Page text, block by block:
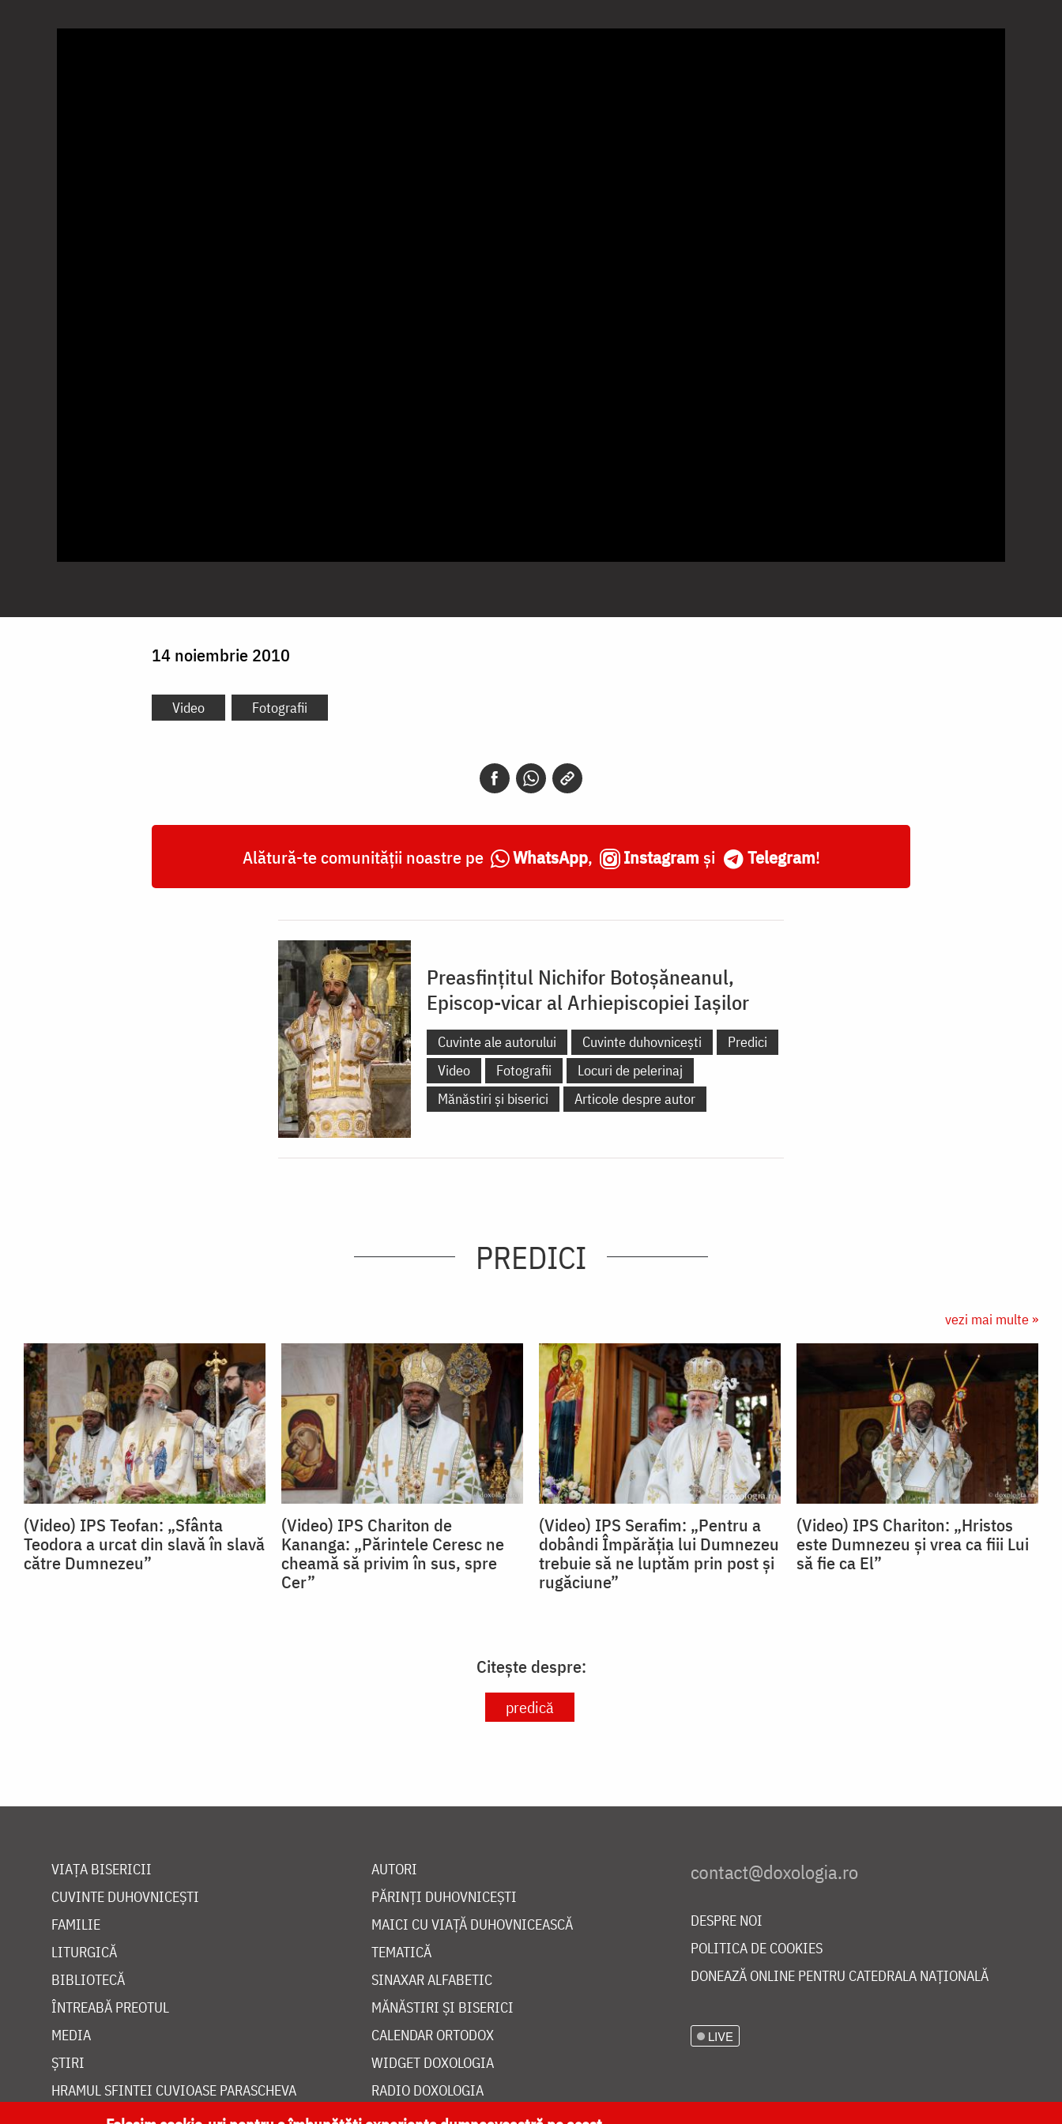
14 noiembrie 2010
Video Fotografii
Alătură-te comunității noastre pe WhatsApp, Instagram și Telegram!
Preasfințitul Nichifor Botoșăneanul,
Episcop-vicar al Arhiepiscopiei Iașilor
Cuvinte ale autorului Cuvinte duhovnicești
Predici
Video
Fotografii
Locuri de pelerinaj
Mănăstiri și biserici
Articole despre autor
PREDICI
vezi mai multe »
(Video) IPS Teofan: „Sfânta
Teodora a urcat din slavă în slavă
către Dumnezeu”
(Video) IPS Chariton de
Kananga: „Părintele Ceresc ne
cheamă să privim în sus, spre
Cer”
(Video) IPS Serafim: „Pentru a
dobândi Împărăția lui Dumnezeu
trebuie să ne luptăm prin post și
rugăciune”
(Video) IPS Chariton: „Hristos
este Dumnezeu și vrea ca fiii Lui
să fie ca El”
Citește despre:
predică
VIAȚA BISERICII
CUVINTE DUHOVNICEȘTI
FAMILIE
LITURGICĂ
BIBLIOTECĂ
ÎNTREABĂ PREOTUL
MEDIA
ȘTIRI
HRAMUL SFINTEI CUVIOASE PARASCHEVA
AUTORI
PĂRINȚI DUHOVNICEȘTI
MAICI CU VIAȚĂ DUHOVNICEASCĂ
TEMATICĂ
SINAXAR ALFABETIC
MĂNĂSTIRI ȘI BISERICI
CALENDAR ORTODOX
WIDGET DOXOLOGIA
RADIO DOXOLOGIA
DESPRE NOI
POLITICA DE COOKIES
DONEAZĂ ONLINE PENTRU CATEDRALA NAȚIONALĂ
LIVE